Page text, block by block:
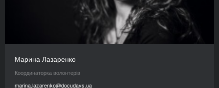
Марина Лазаренко
Координаторка волонтерів
marina.lazarenko@docudays.ua